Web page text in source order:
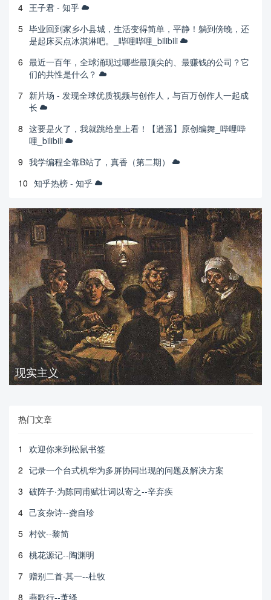
4 王子君 - 知乎
5 毕业回到家乡小县城，生活变得简单，平静！躺到傍晚，还
是起床买点冰淇淋吧。_哔哩哔哩_bilibili
6 最近一百年，全球涌现过哪些最顶尖的、最赚钱的公司？它
们的共性是什么？
7 新片场 - 发现全球优质视频与创作人，与百万创作人一起成
长
8 这要是火了，我就跳给皇上看！【逍遥】原创编舞_哔哩哔
哩_bilibili
9 我学编程全靠B站了，真香（第二期）
10 知乎热榜 - 知乎
现实主义
热门文章
1
欢迎你来到松鼠书签
2 记录一个台式机华为多屏协同出现的问题及解决方案
3 破阵子·为陈同甫赋壮词以寄之--辛弃疾
4 己亥杂诗--龚自珍
5 村饮--黎简
6 桃花源记--陶渊明
7 赠别二首·其一--杜牧
8 燕歌行--萧绎